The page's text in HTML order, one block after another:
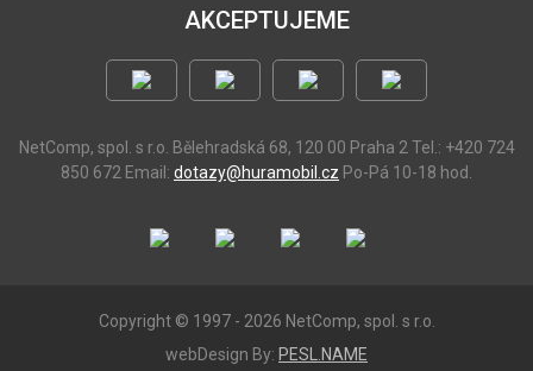
AKCEPTUJEME
NetComp, spol. s r.o. Bělehradská 68, 120 00 Praha 2 Tel.: +420 724
850 672 Email: dotazy@huramobil.cz Po-Pá 10-18 hod.
Copyright © 1997 - 2026 NetComp, spol. s r.o.
webDesign By: PESL.NAME